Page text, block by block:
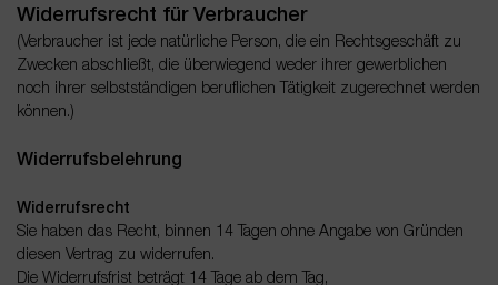
Widerrufsrecht für Verbraucher
(Verbraucher ist jede natürliche Person, die ein Rechtsgeschäft zu
Zwecken abschließt, die überwiegend weder ihrer gewerblichen
noch ihrer selbstständigen beruflichen Tätigkeit zugerechnet werden
können.)
Widerrufsbelehrung
Widerrufsrecht
Sie haben das Recht, binnen 14 Tagen ohne Angabe von Gründen
diesen Vertrag zu widerrufen.
Die Widerrufsfrist beträgt 14 Tage ab dem Tag,